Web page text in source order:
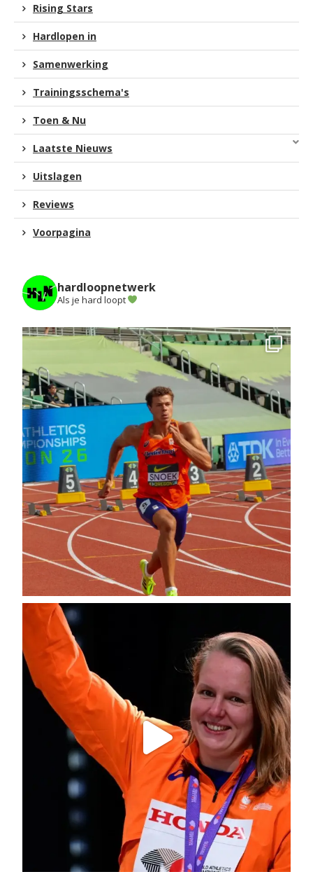
Rising Stars
Hardlopen in
Samenwerking
Trainingsschema's
Toen & Nu
Laatste Nieuws
Uitslagen
Reviews
Voorpagina
hardloopnetwerk
Als je hard loopt